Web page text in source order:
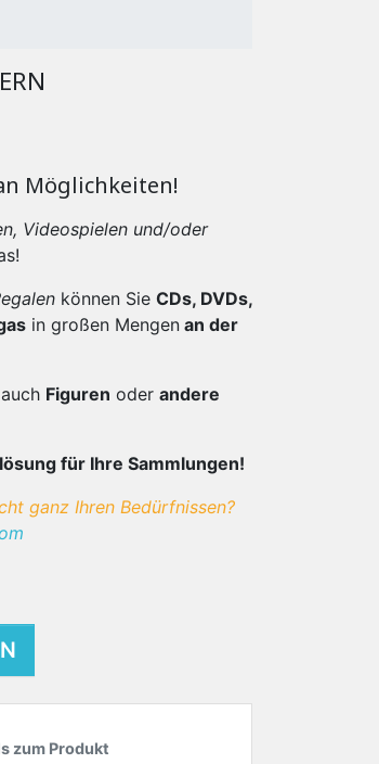
Möglichkeiten!
Videospielen und/oder
können Sie CDs, DVDs,
in großen Mengen an der
Figuren oder andere
für Ihre Sammlungen!
ganz Ihren Bedürfnissen?
zum Produkt